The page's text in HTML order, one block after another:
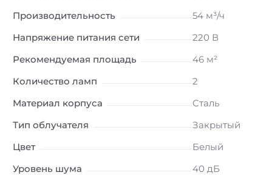
Производительность
54 м³/ч
Напряжение питания сети
220 В
Рекомендуемая площадь
46 м²
Количество ламп
2
Материал корпуса
Сталь
Тип облучателя
Закрытый
Цвет
Белый
Уровень шума
40 дБ